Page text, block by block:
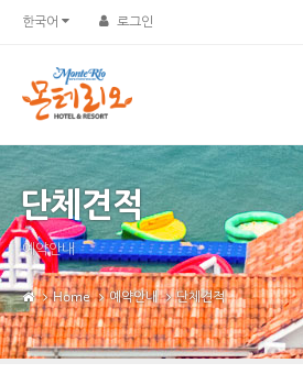
한국어 로그인
단체견적
예약안내
Home 예약안내 단체견적
Sketchbook5, 스케치